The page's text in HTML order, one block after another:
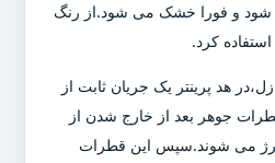
و فورا خشک می شود.از رنگ
کرد.
هد پرینتر یک جریان ثابت از
جوهر بعد از خارج شدن از
می شوند.سپس این قطرات